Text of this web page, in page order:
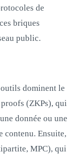
de
briques
public.
dominent le
(ZKPs), qui
donnée ou une
contenu. Ensuite,
MPC), qui